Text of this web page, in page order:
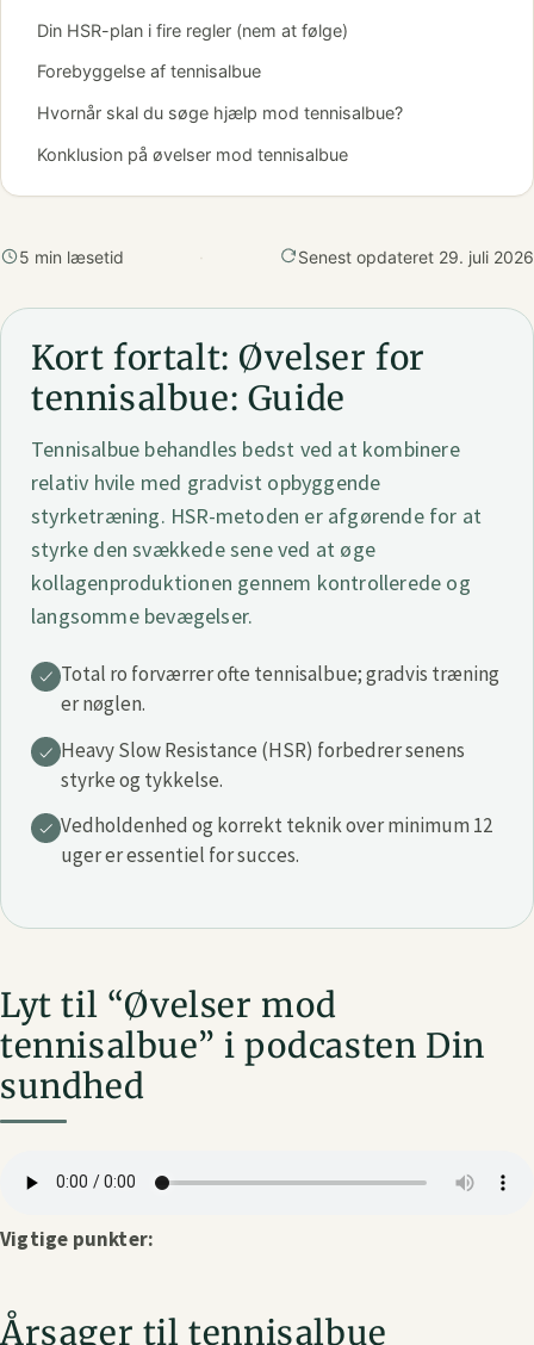
Din HSR-plan i fire regler (nem at følge)
Forebyggelse af tennisalbue
Hvornår skal du søge hjælp mod tennisalbue?
Konklusion på øvelser mod tennisalbue
5 min læsetid · Senest opdateret 29. juli 2026
Kort fortalt: Øvelser for
tennisalbue: Guide
Tennisalbue behandles bedst ved at kombinere
relativ hvile med gradvist opbyggende
styrketræning. HSR-metoden er afgørende for at
styrke den svækkede sene ved at øge
kollagenproduktionen gennem kontrollerede og
langsomme bevægelser.
Total ro forværrer ofte tennisalbue; gradvis træning
er nøglen.
Heavy Slow Resistance (HSR) forbedrer senens
styrke og tykkelse.
Vedholdenhed og korrekt teknik over minimum 12
uger er essentiel for succes.
Lyt til “Øvelser mod
tennisalbue” i podcasten Din
sundhed
Vigtige punkter:
Årsager til tennisalbue